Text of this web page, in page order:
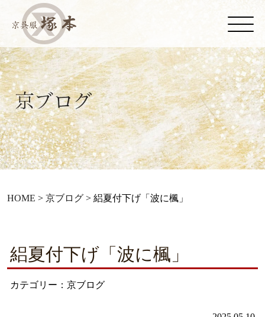
HOME > 京ブログ> 絽夏付下げ「波に楓」
絽夏付下げ「波に楓」
カテゴリー：京ブログ